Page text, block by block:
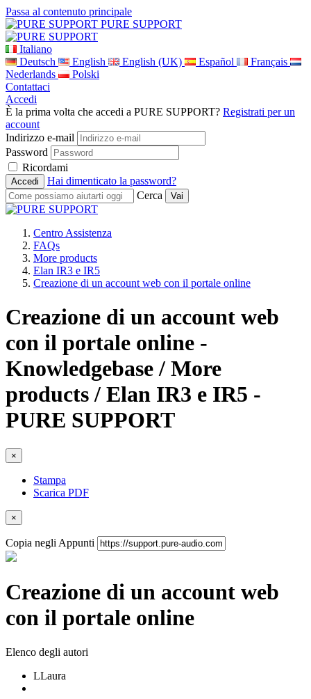
Passa al contenuto principale
PURE SUPPORT
Italiano
Deutsch
English English (UK) Español
Français
Nederlands
Polski
Contattaci
Accedi
È la prima volta che accedi a PURE SUPPORT? Registrati per un
account
Indirizzo e-mail
Password
Ricordami
Hai dimenticato la password?
Cerca
Centro Assistenza
FAQs
More products
Elan IR3 e IR5
Creazione di un account web con il portale online
Creazione di un account web
con il portale online -
Knowledgebase / More
products / Elan IR3 e IR5 -
PURE SUPPORT
×
Stampa
Scarica PDF
×
Copia negli Appunti
Creazione di un account web
con il portale online
Elenco degli autori
LLaura